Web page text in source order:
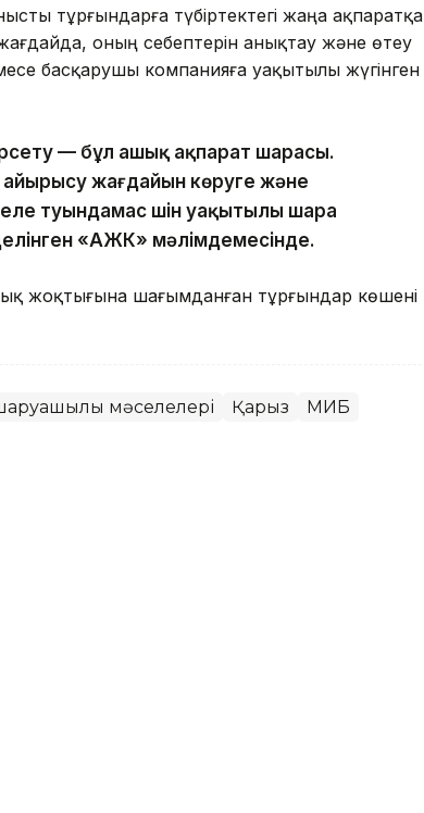
тұрғындарға түбіртектегі жаңа ақпаратқа
оның себептерін анықтау және өтеу
басқарушы компанияға уақытылы жүгінген
— бұл ашық ақпарат шарасы.
айырысу жағдайын көруге және
туындамас үшін уақытылы шара
«АЖК» мәлімдемесінде.
жоқтығына шағымданған тұрғындар көшені
мәселелері Қарыз МИБ